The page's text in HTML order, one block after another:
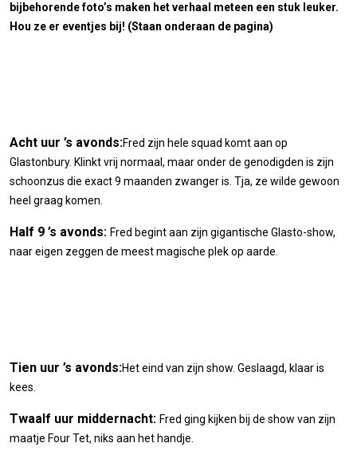
bijbehorende foto’s maken het verhaal meteen een stuk leuker.
Hou ze er eventjes bij! (Staan onderaan de pagina)
Acht uur ’s avonds:Fred zijn hele squad komt aan op
Glastonbury. Klinkt vrij normaal, maar onder de genodigden is zijn
schoonzus die exact 9 maanden zwanger is. Tja, ze wilde gewoon
heel graag komen.
Half 9 ’s avonds: Fred begint aan zijn gigantische Glasto-show,
naar eigen zeggen de meest magische plek op aarde.
Tien uur ’s avonds:Het eind van zijn show. Geslaagd, klaar is
kees.
Twaalf uur middernacht: Fred ging kijken bij de show van zijn
maatje Four Tet, niks aan het handje.